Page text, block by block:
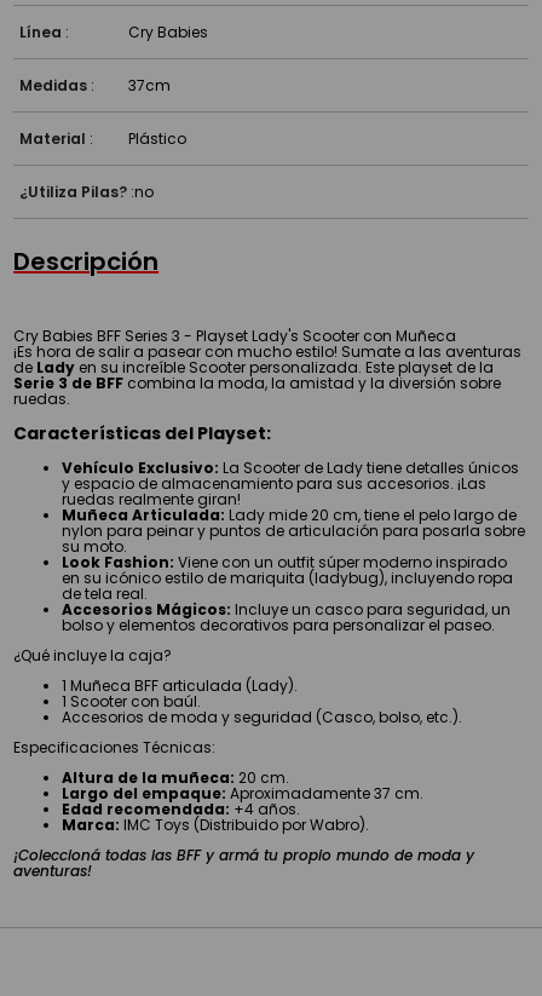
Línea : Cry Babies
Medidas : 37cm
Material : Plástico
¿Utiliza Pilas? :no
Descripción
Cry Babies BFF Series 3 - Playset Lady's Scooter con Muñeca
¡Es hora de salir a pasear con mucho estilo! Sumate a las aventuras
de Lady en su increíble Scooter personalizada. Este playset de la
Serie 3 de BFF combina la moda, la amistad y la diversión sobre
ruedas.
Características del Playset:
Vehículo Exclusivo: La Scooter de Lady tiene detalles únicos
y espacio de almacenamiento para sus accesorios. ¡Las
ruedas realmente giran!
Muñeca Articulada: Lady mide 20 cm, tiene el pelo largo de
nylon para peinar y puntos de articulación para posarla sobre
su moto.
Look Fashion: Viene con un outfit súper moderno inspirado
en su icónico estilo de mariquita (ladybug), incluyendo ropa
de tela real.
Accesorios Mágicos: Incluye un casco para seguridad, un
bolso y elementos decorativos para personalizar el paseo.
¿Qué incluye la caja?
1 Muñeca BFF articulada (Lady).
1 Scooter con baúl.
Accesorios de moda y seguridad (Casco, bolso, etc.).
Especificaciones Técnicas:
Altura de la muñeca: 20 cm.
Largo del empaque: Aproximadamente 37 cm.
Edad recomendada: +4 años.
Marca: IMC Toys (Distribuido por Wabro).
¡Coleccioná todas las BFF y armá tu propio mundo de moda y
aventuras!